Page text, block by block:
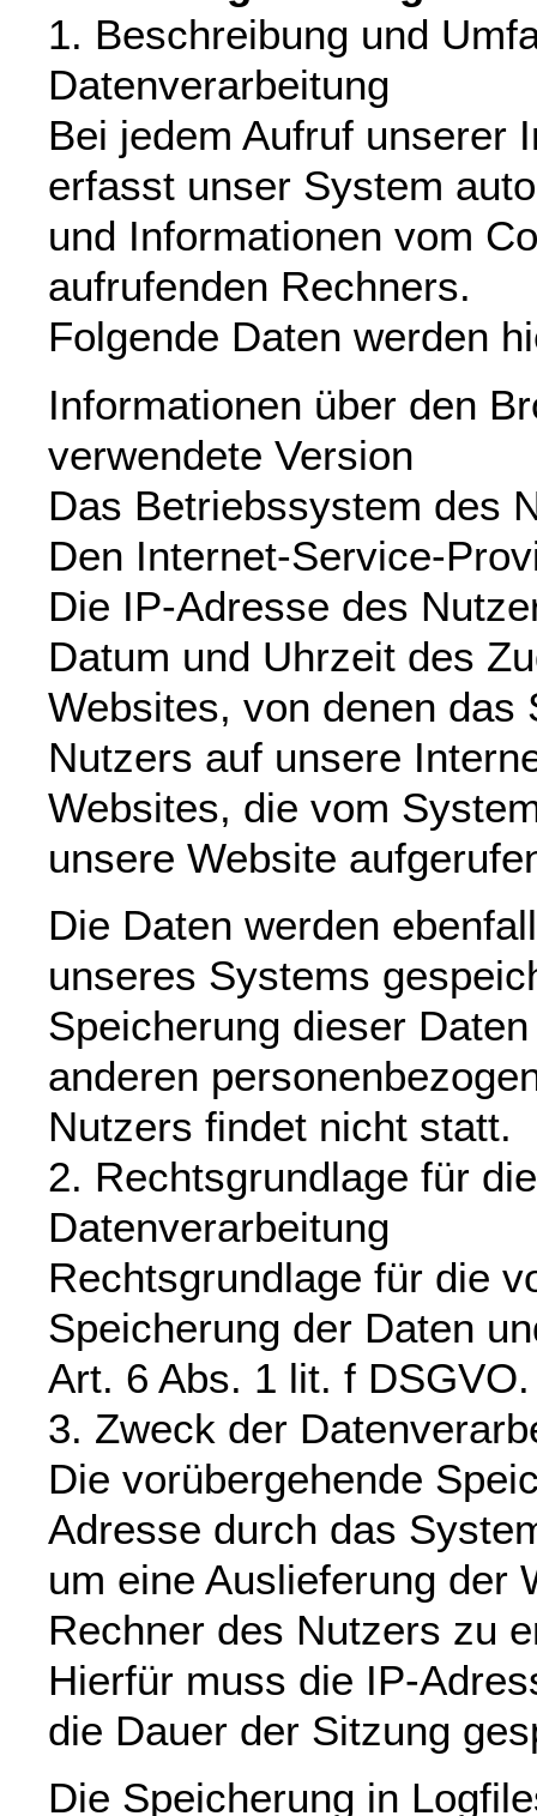
1. Beschreibung und
Datenverarbeitung
Bei jedem Aufruf unserer
erfasst unser System
und Informationen vom
aufrufenden Rechners.
Folgende Daten werden
Informationen über den
verwendete Version
Das Betriebssystem des
Den Internet-Service-
Die IP-Adresse des
Datum und Uhrzeit des
Websites, von denen das
Nutzers auf unsere
Websites, die vom
unsere Website
Die Daten werden
unseres Systems
Speicherung dieser
anderen
Nutzers findet nicht statt.
2. Rechtsgrundlage für die
Datenverarbeitung
Rechtsgrundlage für die
Speicherung der Daten
Art. 6 Abs. 1 lit. f DSGVO.
3. Zweck der
Die vorübergehende
Adresse durch das
um eine Auslieferung der
Rechner des Nutzers zu
Hierfür muss die IP-
die Dauer der Sitzung
Die Speicherung in